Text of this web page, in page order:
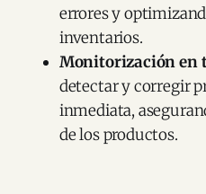
errores y
inventarios.​
Monitorización en
detectar y corregir
inmediata,
de los productos.​